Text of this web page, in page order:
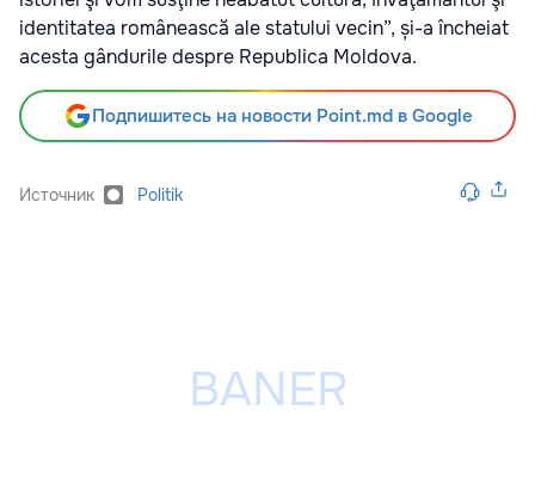
identitatea românească ale statului vecin”, și-a încheiat
acesta gândurile despre Republica Moldova.
Подпишитесь на новости Point.md в Google
Источник Politik